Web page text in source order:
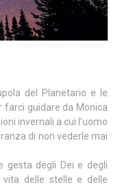
del Planetario e le
farci guidare da Monica
invernali a cui l’uomo
di non vederle mai
gesta degli Dei e degli
delle stelle e delle